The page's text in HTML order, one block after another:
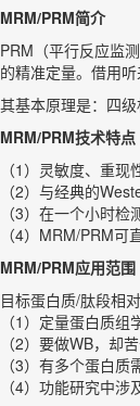
MRM/PRM简介
PRM（平行反应监
的精准定量。借用
其基本原理是：四
MRM/PRM技术特点
（1）灵敏度、重
（2）与经典的
（3）在一个小时
（4）MRM/PRM可
MRM/PRM应用范围
目标蛋白质/肽段相
（1）定量蛋白质
（2）要做WB，却
（3）有多个蛋白质
（4）功能研究中